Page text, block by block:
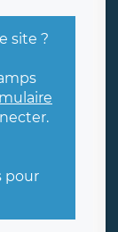
site ?
pour